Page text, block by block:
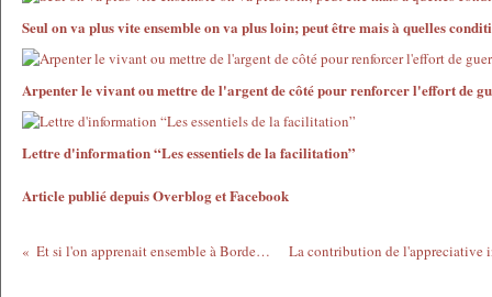
Seul on va plus vite ensemble on va plus loin; peut être mais à quelles
Arpenter le vivant ou mettre de l'argent de côté pour renforcer l'effort de
Lettre d'information “Les essentiels de la facilitation”
Article publié depuis Overblog et Facebook
Et si l'on apprenait ensemble à Bordeaux?